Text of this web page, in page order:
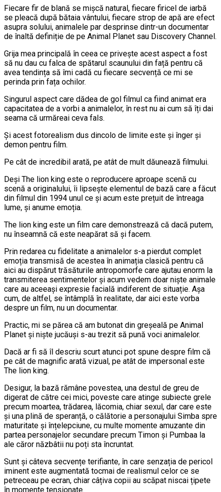
Fiecare fir de blană se mișcă natural, fiecare firicel de iarbă
se pleacă după bătaia vântului, fiecare strop de apă are efect
asupra solului, animalele par desprinse dintr-un documentar
de înaltă definiție de pe Animal Planet sau Discovery Channel.
Grija mea principală în ceea ce privește acest aspect a fost
să nu dau cu falca de spătarul scaunului din față pentru că
avea tendința să îmi cadă cu fiecare secvență ce mi se
perinda prin fața ochilor.
Singurul aspect care dădea de gol filmul ca fiind animat era
capacitatea de a vorbi a animalelor, în rest nu ai cum să îți dai
seama că urmăreai ceva fals.
Și acest fotorealism dus dincolo de limite este și înger și
demon pentru film.
Pe cât de incredibil arată, pe atât de mult dăunează filmului.
Deși The lion king este o reproducere aproape scenă cu
scenă a originalului, îi lipsește elementul de bază care a făcut
din filmul din 1994 unul ce și acum este prețuit de întreaga
lume, și anume emoția.
The lion king este un film care demonstrează că dacă putem,
nu înseamnă că este neapărat să și facem.
Prin redarea cu fidelitate a animalelor s-a pierdut complet
emoția transmisă de acestea în animația clasică pentru că
aici au dispărut trăsăturile antropomorfe care ajutau enorm la
transmiterea sentimentelor și acum vedem doar niște animale
care au aceeași expresie facială indiferent de situație. Așa
cum, de altfel, se întâmplă în realitate, dar aici este vorba
despre un film, nu un documentar.
Practic, mi se părea că am butonat din greșeală pe Animal
Planet și niște jucăuși s-au trezit să pună voci animalelor.
Dacă ar fi să îl descriu scurt atunci pot spune despre film că
pe cât de magnific arată vizual, pe atât de impersonal este
The lion king.
Desigur, la bază rămâne povestea, una destul de greu de
digerat de către cei mici, poveste care atinge subiecte grele
precum moartea, trădarea, lăcomia, chiar sexul, dar care este
și una plină de speranță, o călătorie a personajului Simba spre
maturitate și înțelepciune, cu multe momente amuzante din
partea personajelor secundare precum Timon și Pumbaa la
ale căror năzbâtii nu poți sta încruntat.
Sunt și câteva secvențe terifiante, în care senzația de pericol
iminent este augmentată tocmai de realismul celor ce se
petreceau pe ecran, chiar câțiva copii au scăpat niscai țipete
în momente tensionate.